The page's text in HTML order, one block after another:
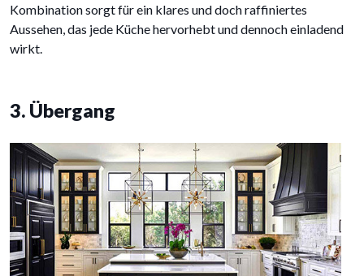
Kombination sorgt für ein klares und doch raffiniertes
Aussehen, das jede Küche hervorhebt und dennoch einladend
wirkt.
3. Übergang